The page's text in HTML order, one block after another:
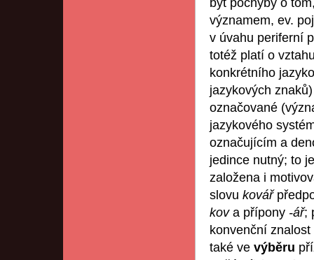
být pochyby o
významem, ev.
v úvahu periferní
totéž platí o
konkrétního
jazykových
označované
jazykového
označujícím a
jedince nutný; to
založena i
slovu kovář
kov a přípony -ář;
konvenční
také ve výběru